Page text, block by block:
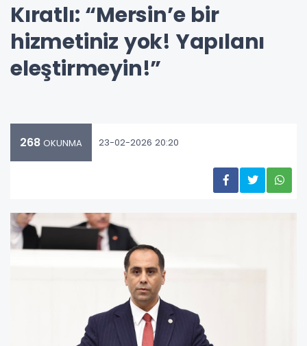
Kıratlı: “Mersin’e bir
hizmetiniz yok! Yapılanı
eleştirmeyin!”
268 OKUNMA 23-02-2026 20:20